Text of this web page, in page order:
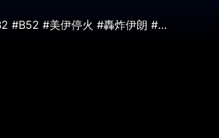
美伊同意停火兩週 停火前美以猛轟伊朗關鍵基礎設施 美要炸翻伊朗 離不開轟炸機 #美伊戰爭 #史詩之怒 #B1B #B2 #B52 #美伊停火 #轟炸伊朗 #炸橋 | 04/08 馬克時空